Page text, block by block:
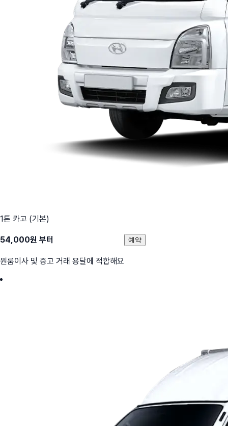
1톤 카고 (기본)
54,000원 부터
원룸이사 및 중고 거래 용달에 적합해요
예약